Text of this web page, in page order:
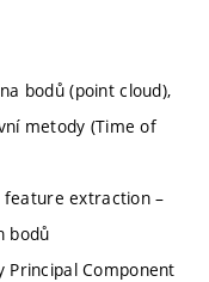
bodů (point cloud),
metody (Time of
feature extraction –
bodů
Principal Component